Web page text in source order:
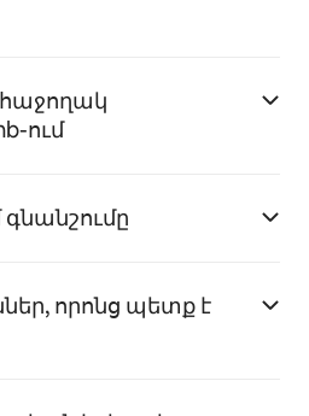
ում
գնանշումը
որոնց պետք է